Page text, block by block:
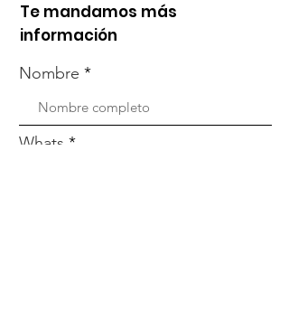
Te mandamos más
información
Nombre
Whats